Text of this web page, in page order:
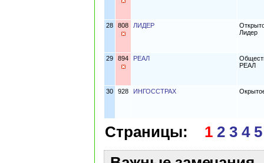
28 808 ЛИДЕР
Лидер
29 894 РЕАЛ
РЕАЛ
30 928 ИНГОССТРАХ
Страницы: 1 2 3 4 5